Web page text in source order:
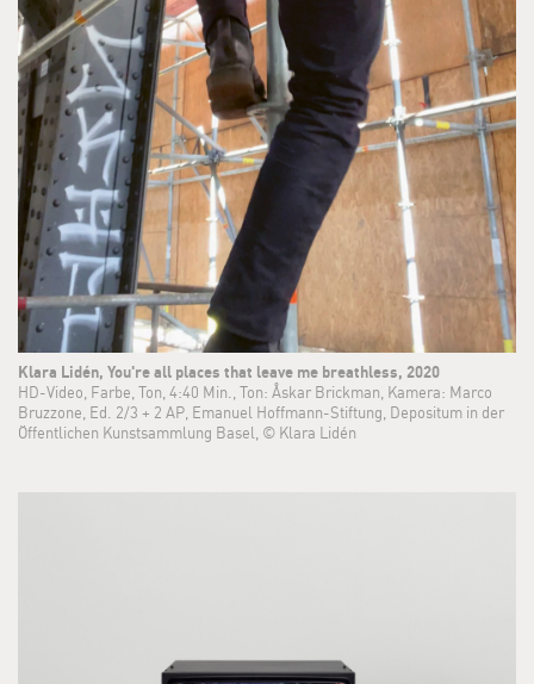
Klara Lidén, You're all places that leave me breathless, 2020
HD-Video, Farbe, Ton, 4:40 Min., Ton: Åskar Brickman, Kamera: Marco
Bruzzone, Ed. 2/3 + 2 AP, Emanuel Hoffmann-Stiftung, Depositum in der
Öffentlichen Kunstsammlung Basel, © Klara Lidén